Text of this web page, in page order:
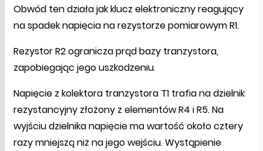
Obwód ten działa jak klucz elektroniczny reagujący
na spadek napięcia na rezystorze pomiarowym R1.
Rezystor R2 ogranicza prąd bazy tranzystora,
zapobiegając jego uszkodzeniu.
Napięcie z kolektora tranzystora T1 trafia na dzielnik
rezystancyjny złożony z elementów R4 i R5. Na
wyjściu dzielnika napięcie ma wartość około cztery
razy mniejszą niż na jego wejściu. Wystąpienie